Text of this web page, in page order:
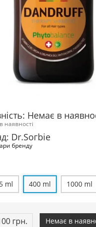
Немає в
наявності
Dr.Ѕогbiе
бренду
ml 400 ml 1000 ml
грн. Немає в